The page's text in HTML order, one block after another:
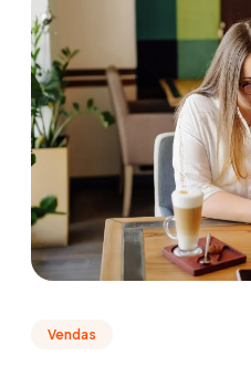
Vendas